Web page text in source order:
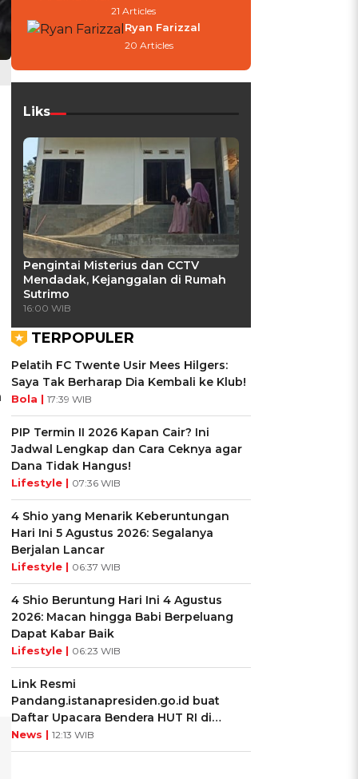
21 Articles
Ryan Farizzal
20 Articles
Liks
Pengintai Misterius dan CCTV
Mendadak, Kejanggalan di Rumah
Sutrimo
16:00 WIB
TERPOPULER
Pelatih FC Twente Usir Mees Hilgers:
Saya Tak Berharap Dia Kembali ke Klub!
Bola | 17:39 WIB
PIP Termin II 2026 Kapan Cair? Ini
Jadwal Lengkap dan Cara Ceknya agar
Dana Tidak Hangus!
Lifestyle | 07:36 WIB
4 Shio yang Menarik Keberuntungan
Hari Ini 5 Agustus 2026: Segalanya
Berjalan Lancar
Lifestyle | 06:37 WIB
4 Shio Beruntung Hari Ini 4 Agustus
2026: Macan hingga Babi Berpeluang
Dapat Kabar Baik
Lifestyle | 06:23 WIB
Link Resmi
Pandang.istanapresiden.go.id buat
Daftar Upacara Bendera HUT RI di
Istana Negara
News | 12:13 WIB